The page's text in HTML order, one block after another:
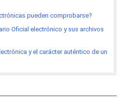
pueden comprobarse?
Oficial electrónico y sus archivos
y el carácter auténtico de un